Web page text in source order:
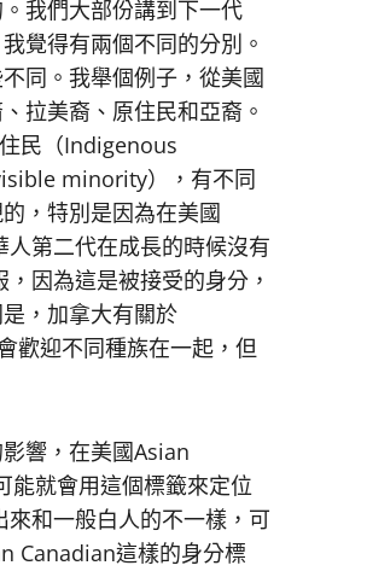
我們大部份講到下一代
覺得有兩個不同的分別。
同。我舉個例子，從美國
拉美裔、原住民和亞裔。
民（Indigenous
minority），有不同
，特別是因為在美國
第二代在成長的時候沒有
因為這是被接受的身分，
，加拿大有關於
歡迎不同種族在一起，但
響，在美國Asian
能就會用這個標籤來定位
和一般白人的不一樣，可
Canadian這樣的身分標